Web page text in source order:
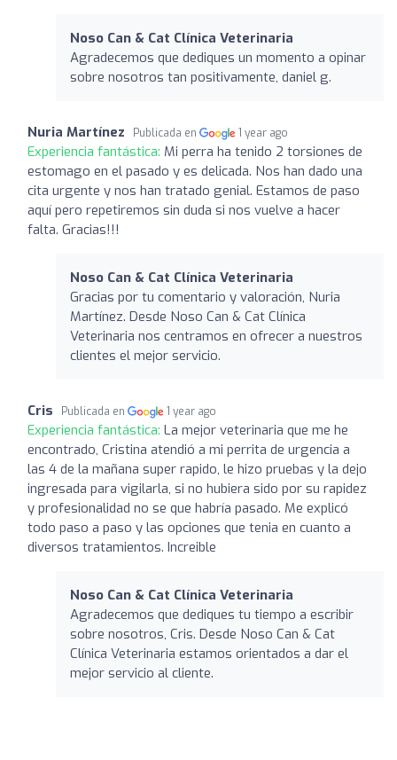
Noso Can & Cat Clínica Veterinaria
Agradecemos que dediques un momento a opinar
sobre nosotros tan positivamente, daniel g.
Nuria Martínez Publicada en 1 year ago
Experiencia fantástica: Mi perra ha tenido 2 torsiones de
estomago en el pasado y es delicada. Nos han dado una
cita urgente y nos han tratado genial. Estamos de paso
aquí pero repetiremos sin duda si nos vuelve a hacer
falta. Gracias!!!
Noso Can & Cat Clínica Veterinaria
Gracias por tu comentario y valoración, Nuria
Martínez. Desde Noso Can & Cat Clínica
Veterinaria nos centramos en ofrecer a nuestros
clientes el mejor servicio.
Cris Publicada en 1 year ago
Experiencia fantástica: La mejor veterinaria que me he
encontrado, Cristina atendió a mi perrita de urgencia a
las 4 de la mañana super rapido, le hizo pruebas y la dejo
ingresada para vigilarla, si no hubiera sido por su rapidez
y profesionalidad no se que habría pasado. Me explicó
todo paso a paso y las opciones que tenia en cuanto a
diversos tratamientos. Increible
Noso Can & Cat Clínica Veterinaria
Agradecemos que dediques tu tiempo a escribir
sobre nosotros, Cris. Desde Noso Can & Cat
Clínica Veterinaria estamos orientados a dar el
mejor servicio al cliente.